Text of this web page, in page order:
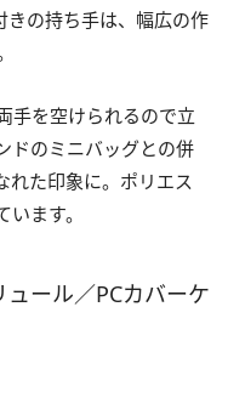
きの持ち手は、幅広の作
手を空けられるので立
ドのミニバッグとの併
れた印象に。ポリエス
ます。
ール／PCカバーケ